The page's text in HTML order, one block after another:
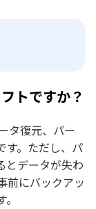
トですか？
タ復元、パー
す。ただし、パ
とデータが失わ
前にバックアッ